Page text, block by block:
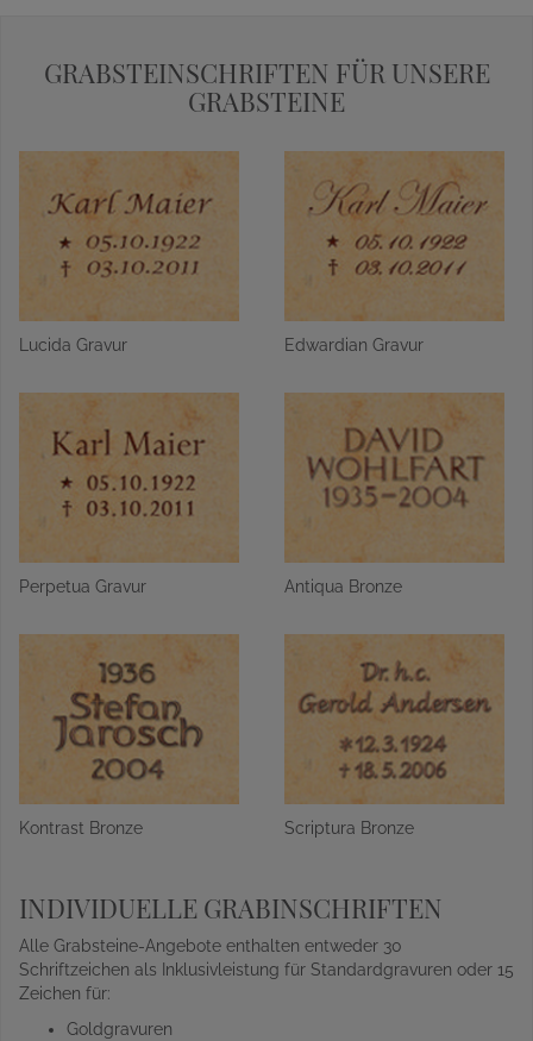
GRABSTEINSCHRIFTEN FÜR UNSERE
GRABSTEINE
Lucida Gravur Edwardian Gravur
Perpetua Gravur Antiqua Bronze
Kontrast Bronze Scriptura Bronze
INDIVIDUELLE GRABINSCHRIFTEN
Alle Grabsteine-Angebote enthalten entweder 30
Schriftzeichen als Inklusivleistung für Standardgravuren oder 15
Zeichen für:
Goldgravuren